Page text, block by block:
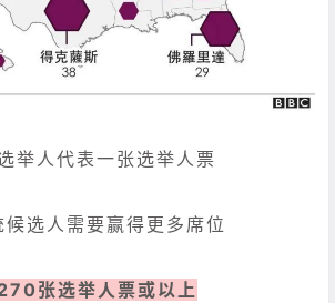
举人代表一张选举人票
候选人需要赢得更多席位
张选举人票或以上